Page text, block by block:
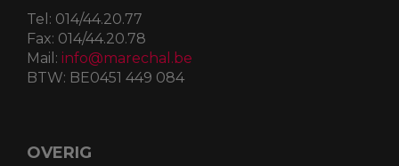
Tel: 014/44.20.77
Fax: 014/44.20.78
Mail: info@marechal.be
BTW: BE0451 449 084
OVERIG